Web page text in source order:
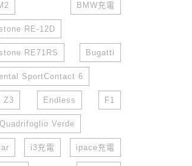
BMW充電
RE-12D
RE71RS Bugatti
SportContact 6
Z3 Endless F1
Verde
i3充電 ipace充電